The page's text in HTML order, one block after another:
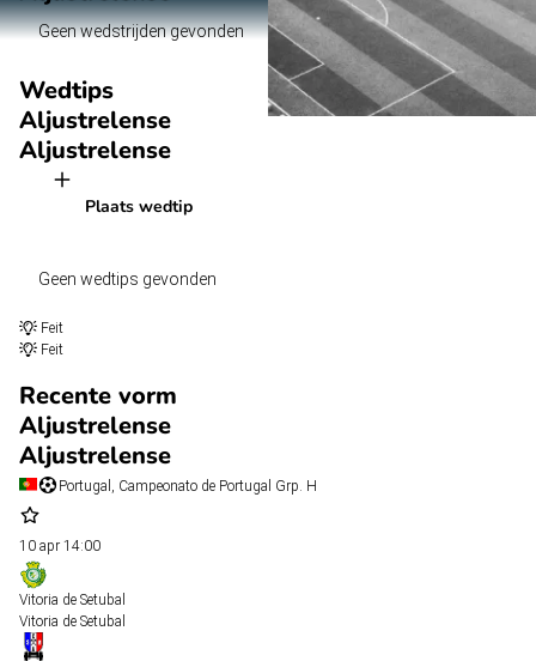
Geen wedstrijden gevonden
Wedtips
Aljustrelense
Aljustrelense
Plaats wedtip
Geen wedtips gevonden
Feit
Feit
Recente vorm
Aljustrelense
Aljustrelense
Portugal, Campeonato de Portugal Grp. H
10 apr 14:00
Vitoria de Setubal
Vitoria de Setubal